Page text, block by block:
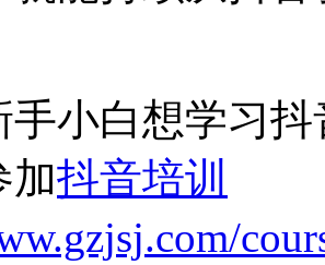
手小白想学习
加抖音培训